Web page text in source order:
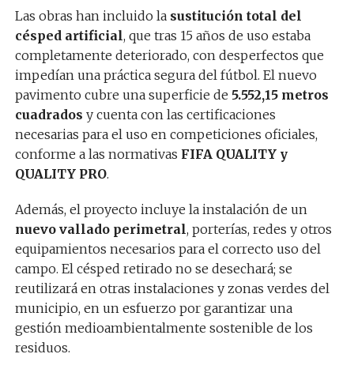
Las obras han incluido la sustitución total del
césped artificial, que tras 15 años de uso estaba
completamente deteriorado, con desperfectos que
impedían una práctica segura del fútbol. El nuevo
pavimento cubre una superficie de 5.552,15 metros
cuadrados y cuenta con las certificaciones
necesarias para el uso en competiciones oficiales,
conforme a las normativas FIFA QUALITY y
QUALITY PRO.
Además, el proyecto incluye la instalación de un
nuevo vallado perimetral, porterías, redes y otros
equipamientos necesarios para el correcto uso del
campo. El césped retirado no se desechará; se
reutilizará en otras instalaciones y zonas verdes del
municipio, en un esfuerzo por garantizar una
gestión medioambientalmente sostenible de los
residuos.